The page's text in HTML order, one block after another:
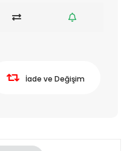
İade ve Değişim